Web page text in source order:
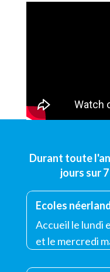
Durant toute
jours sur
Ecoles
Accueil le lundi
et le mercredi